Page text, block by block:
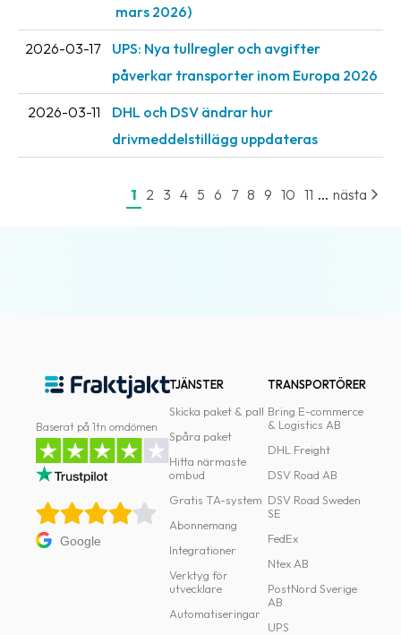
Förbjudet
och
innehåll
mars 2026)
2026-03-17
UPS: Nya tullregler och avgifter
påverkar transporter inom Europa 2026
2026-03-11
DHL och DSV ändrar hur
drivmeddelstillägg uppdateras
1 2 3 4 5 6 7 8 9 10 11 ... nästa
Baserat på 1tn omdömen
Google
TJÄNSTER
Skicka paket & pall
Spåra paket
Hitta närmaste
ombud
Gratis TA-system
Abonnemang
Integrationer
Verktyg för
utvecklare
Automatiseringar
TRANSPORTÖRER
Bring E-commerce
& Logistics AB
DHL Freight
DSV Road AB
DSV Road Sweden
SE
FedEx
Ntex AB
PostNord Sverige
AB
UPS